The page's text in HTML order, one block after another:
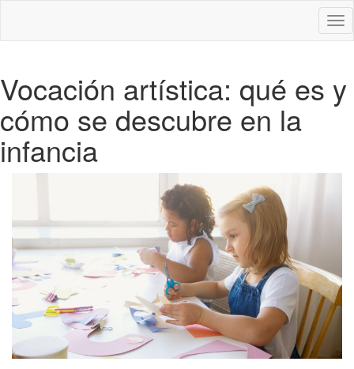
Vocación artística: qué es y
cómo se descubre en la
infancia